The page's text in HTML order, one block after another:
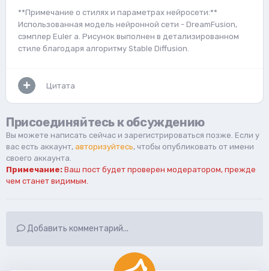
**Примечание о стилях и параметрах нейросети:**
Использованная модель нейронной сети - DreamFusion,
сэмплер Euler a. Рисунок выполнен в детализированном
стиле благодаря алгоритму Stable Diffusion.
Цитата
Присоединяйтесь к обсуждению
Вы можете написать сейчас и зарегистрироваться позже. Если у
вас есть аккаунт, авторизуйтесь, чтобы опубликовать от имени
своего аккаунта.
Примечание: Ваш пост будет проверен модератором, прежде
чем станет видимым.
Добавить комментарий...